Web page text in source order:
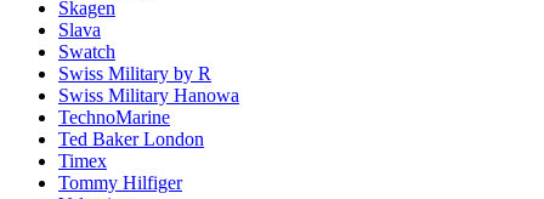
Skagen
Slava
Swatch
Swiss Military by R
Swiss Military Hanowa
TechnoMarine
Ted Baker London
Timex
Tommy Hilfiger